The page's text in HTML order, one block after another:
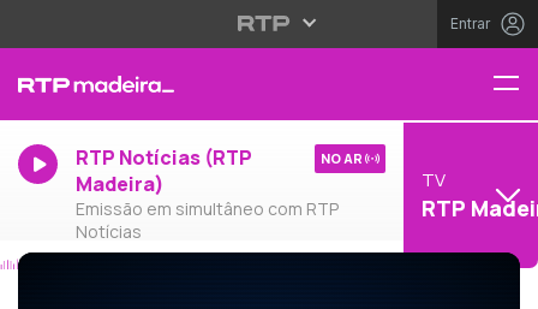
Entrar
RTP Notícias (RTP
Madeira)
Emissão em simultâneo com RTP
Notícias
NO AR
TV
RTP